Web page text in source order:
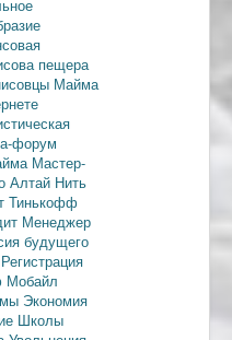
пещера
Майма
форум
Мастер-
Алтай Нить
Тинькофф
Менеджер
будущего
Регистрация
Мобайл
Экономия
Школы